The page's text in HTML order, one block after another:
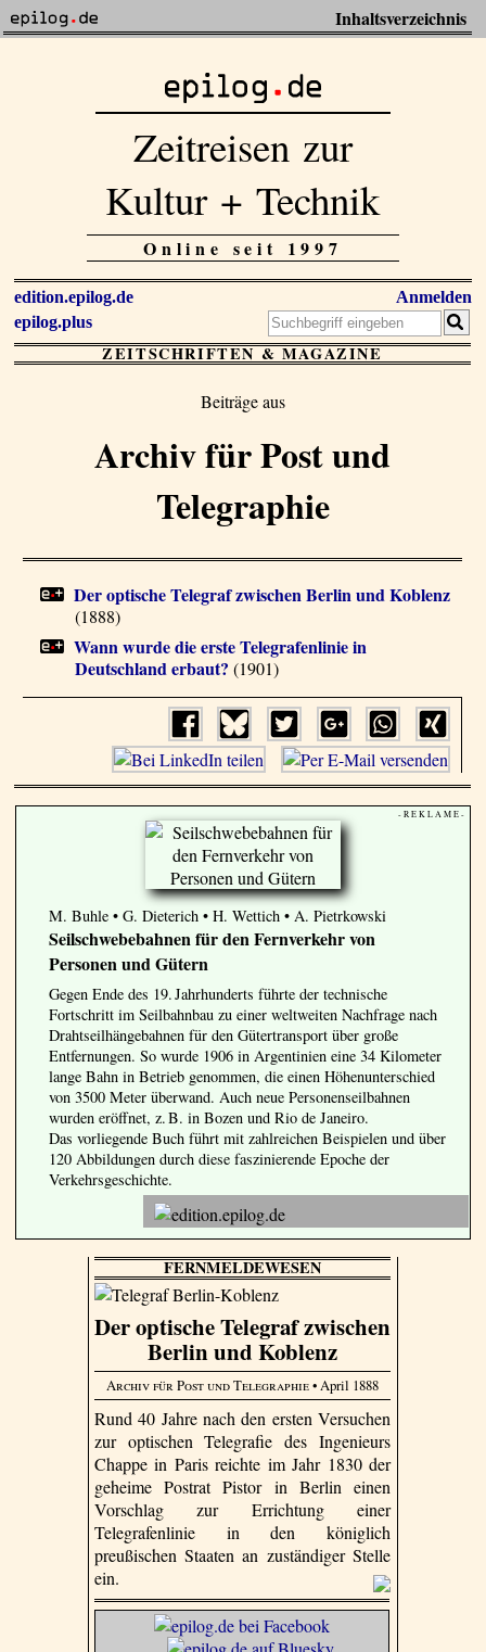
Inhaltsverzeichnis
Zeitreisen zur
Kultur + Technik
Online seit 1997
edition.epilog.de
epilog.plus
Anmelden
ZEITSCHRIFTEN & MAGAZINE
Beiträge aus
Archiv für Post und
Telegraphie
Der optische Telegraf zwischen Berlin und Koblenz
(1888)
Wann wurde die erste Telegrafenlinie in
Deutschland erbaut? (1901)
- R E K L A M E -
M. Buhle • G. Dieterich • H. Wettich • A. Pietrkowski
Seilschwebebahnen für den Fernverkehr von
Personen und Gütern
Gegen Ende des 19. Jahrhunderts führte der technische
Fortschritt im Seilbahnbau zu einer weltweiten Nachfrage nach
Drahtseilhängebahnen für den Gütertransport über große
Entfernungen. So wurde 1906 in Argentinien eine 34 Kilometer
lange Bahn in Betrieb genommen, die einen Höhenunterschied
von 3500 Meter überwand. Auch neue Personenseilbahnen
wurden eröffnet, z. B. in Bozen und Rio de Janeiro.
Das vorliegende Buch führt mit zahlreichen Beispielen und über
120 Abbildungen durch diese faszinierende Epoche der
Verkehrsgeschichte.
FERNMELDEWESEN
Der optische Telegraf zwischen
Berlin und Koblenz
Archiv für Post und Telegraphie• April 1888
Rund 40 Jahre nach den ersten Versuchen
zur optischen Telegrafie des Ingenieurs
Chappe in Paris reichte im Jahr 1830 der
geheime Postrat Pistor in Berlin einen
Vorschlag zur Errichtung einer
Telegrafenlinie in den königlich
preußischen Staaten an zuständiger Stelle
ein.